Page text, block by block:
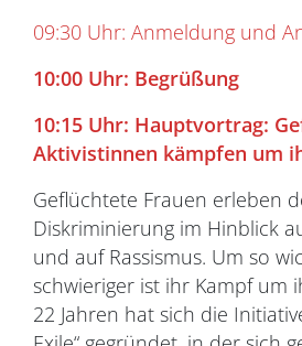
09:30 Uhr: Anmeldung und
10:00 Uhr: Begrüßung
10:15 Uhr: Hauptvortrag:
Aktivistinnen kämpfen um
Geflüchtete Frauen erleben
Diskriminierung im Hinblick
und auf Rassismus. Um so
schwieriger ist ihr Kampf um
22 Jahren hat sich die